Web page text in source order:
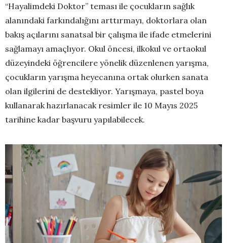
“Hayalimdeki Doktor” teması ile çocukların sağlık
alanındaki farkındalığını arttırmayı, doktorlara olan
bakış açılarını sanatsal bir çalışma ile ifade etmelerini
sağlamayı amaçlıyor. Okul öncesi, ilkokul ve ortaokul
düzeyindeki öğrencilere yönelik düzenlenen yarışma,
çocukların yarışma heyecanına ortak olurken sanata
olan ilgilerini de destekliyor. Yarışmaya, pastel boya
kullanarak hazırlanacak resimler ile 10 Mayıs 2025
tarihine kadar başvuru yapılabilecek.